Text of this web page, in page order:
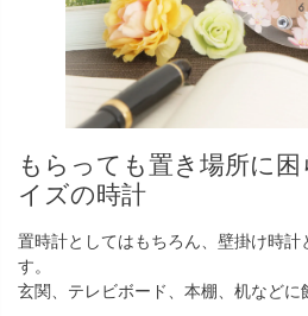
もらっても置き場所に
イズの時計
置時計としてはもちろん、壁掛け時計
す。
玄関、テレビボード、本棚、机などに